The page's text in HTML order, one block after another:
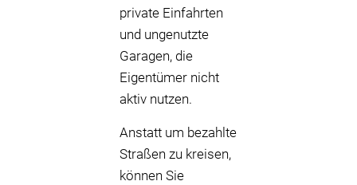
private Einfahrten
und ungenutzte
Garagen, die
Eigentümer nicht
aktiv nutzen.
Anstatt um bezahlte
Straßen zu kreisen,
können Sie